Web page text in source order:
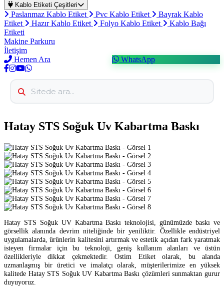
Kablo Etiketi Çeşitleri
Paslanmaz Kablo Etiket Pvc Kablo Etiket
Bayrak Kablo
Etiket
Hazır Kablo Etiket Folyo Kablo Etiket
Kablo Bağı
Etiketi
Makine Parkuru
İletişim
Hemen Ara
WhatsApp
Hatay STS Soğuk Uv Kabartma Baskı
Hatay STS Soğuk UV Kabartma Baskı teknolojisi, günümüzde baskı ve
görsellik alanında devrim niteliğinde bir yeniliktir. Özellikle endüstriyel
uygulamalarda, ürünlerin kalitesini artırmak ve estetik açıdan fark yaratmak
isteyen firmalar için bu teknoloji, geniş kullanım alanları ve üstün
özellikleriyle dikkat çekmektedir. Ostim Etiket olarak, bu alanda
uzmanlaşmış bir üretici ve imalatçı olarak, müşterilerimize en yüksek
kalitede Hatay STS Soğuk UV Kabartma Baskı çözümleri sunmaktan gurur
duyuyoruz.